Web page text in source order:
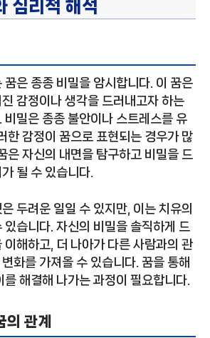
심리적 해석
꿈은 종종 비밀을 암시합니다. 이 꿈은
감정이나 생각을 드러내고자 하는
비밀은 종종 불안이나 스트레스를 유
한 감정이 꿈으로 표현되는 경우가 많
은 자신의 내면을 탐구하고 비밀을 드
될 수 있습니다.
두려운 일일 수 있지만, 이는 치유의
있습니다. 자신의 비밀을 솔직하게 드
이해하고, 더 나아가 다른 사람과의 관
화를 가져올 수 있습니다. 꿈을 통해
를 해결해 나가는 과정이 필요합니다.
관계